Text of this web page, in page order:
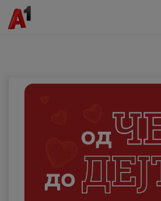
Деловни